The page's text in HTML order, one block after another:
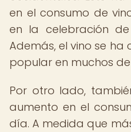
en el consumo de
en la celebración de
Además, el vino se
popular en muchos
Por otro lado,
aumento en el
día. A medida que